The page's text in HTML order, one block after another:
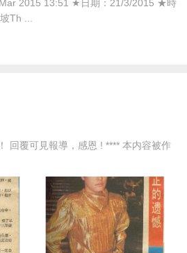
2015 13:51 ★日期：21/3/2015 ★時
Th ...
回覆可見報導，感恩 ! **** 本内容被作